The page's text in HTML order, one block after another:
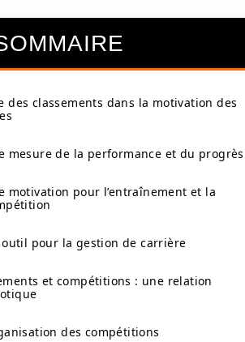
des classements dans la motivation des
mesure de la performance et du progrès
motivation pour l’entraînement et la
outil pour la gestion de carrière
et compétitions : une relation
des compétitions